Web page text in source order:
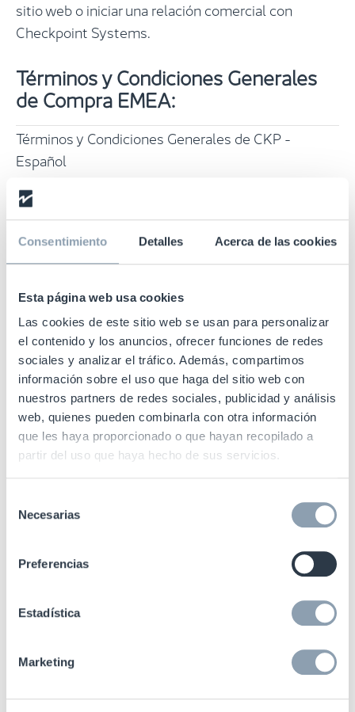
Consentimiento Detalles Acerca de las cookies
Esta página web usa cookies
Las cookies de este sitio web se usan para personalizar
el contenido y los anuncios, ofrecer funciones de redes
sociales y analizar el tráfico. Además, compartimos
información sobre el uso que haga del sitio web con
nuestros partners de redes sociales, publicidad y análisis
web, quienes pueden combinarla con otra información
que les haya proporcionado o que hayan recopilado a
partir del uso que haya hecho de sus servicios.
Necesarias
Preferencias
Estadística
Marketing
sitio web o iniciar una relación comercial con
Checkpoint Systems.
Términos y Condiciones Generales
de Compra EMEA:
Términos y Condiciones Generales de CKP -
Español
Términos y Condiciones Generales de CKP -
Alemán
Leer TyCG en Alemán
Términos y Condiciones Generales de CKP - Finés
Leer TyCG en Finés
Términos y Condiciones Generales de CKP -
Términos y Condiciones Generales de CKP - Inglés
Términos y Condiciones Generales de CKP -
Italiano